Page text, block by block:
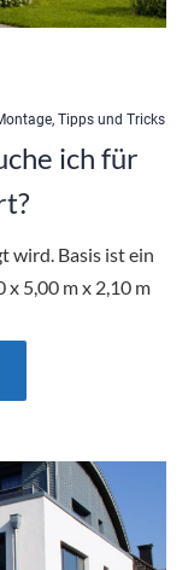
, Tipps und Tricks
ich für
wird. Basis ist ein
5,00 m x 2,10 m